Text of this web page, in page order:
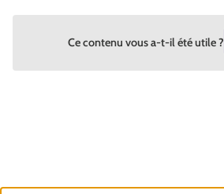
Ce contenu vous a-t-il été utile ?